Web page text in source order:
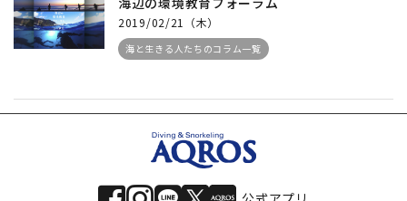
2019/02/21（木）
海と生きる人たちのコラム一覧